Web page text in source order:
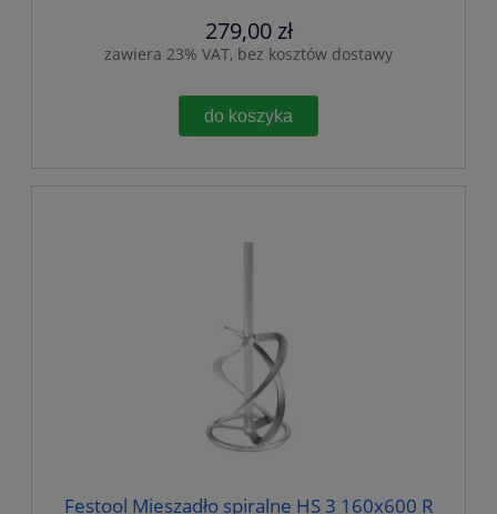
279,00 zł
zawiera 23% VAT, bez kosztów dostawy
do koszyka
Festool Mieszadło spiralne HS 3 160x600 R